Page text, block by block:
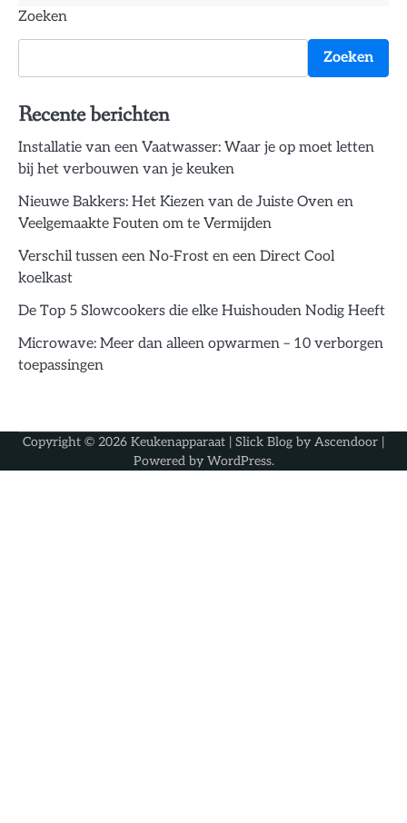
Zoeken
Zoeken
Recente berichten
Installatie van een Vaatwasser: Waar je op moet letten
bij het verbouwen van je keuken
Nieuwe Bakkers: Het Kiezen van de Juiste Oven en
Veelgemaakte Fouten om te Vermijden
Verschil tussen een No-Frost en een Direct Cool
koelkast
De Top 5 Slowcookers die elke Huishouden Nodig Heeft
Microwave: Meer dan alleen opwarmen – 10 verborgen
toepassingen
Copyright © 2026 Keukenapparaat | Slick Blog by Ascendoor
Powered by WordPress.